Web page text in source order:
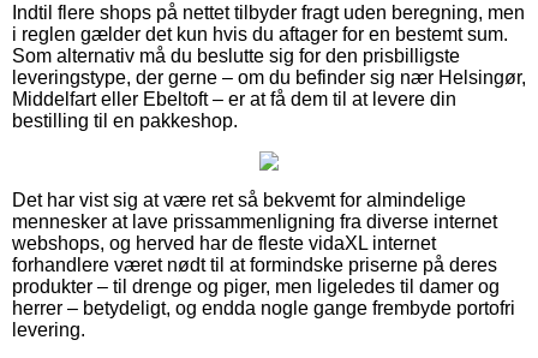
Indtil flere shops på nettet tilbyder fragt uden beregning, men
i reglen gælder det kun hvis du aftager for en bestemt sum.
Som alternativ må du beslutte sig for den prisbilligste
leveringstype, der gerne – om du befinder sig nær Helsingør,
Middelfart eller Ebeltoft – er at få dem til at levere din
bestilling til en pakkeshop.
Det har vist sig at være ret så bekvemt for almindelige
mennesker at lave prissammenligning fra diverse internet
webshops, og herved har de fleste vidaXL internet
forhandlere været nødt til at formindske priserne på deres
produkter – til drenge og piger, men ligeledes til damer og
herrer – betydeligt, og endda nogle gange frembyde portofri
levering.